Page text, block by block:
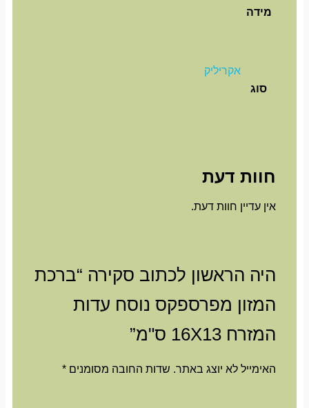
מידה
סוג
אקריליק
חוות דעת
אין עדיין חוות דעת.
היה הראשון לכתוב סקירה “ברכת
המזון מפרספקס נוסח עדות
המזרח 16X13 ס"מ”
האימייל לא יוצג באתר. שדות החובה מסומנים*